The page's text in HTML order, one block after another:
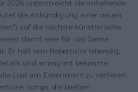
2026 unterstreicht die anhaltende
die Ankündigung einer neuen
auf die nächste künstlerische
damit eine für das Genre
Er hält sein Repertoire lebendig,
und arrangiert bekannte
Lust am Experiment zu verlieren.
Songs, die bleiben